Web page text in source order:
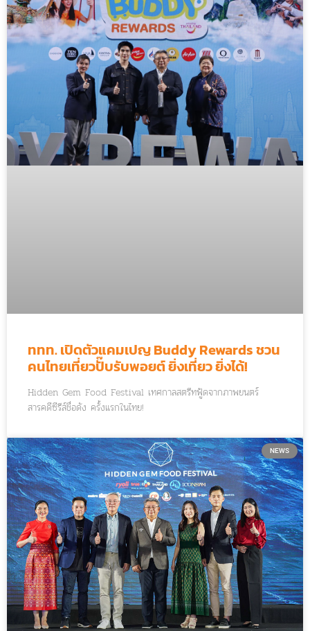
ททท. เปิดตัวแคมเปญ Buddy Rewards ชวน
คนไทยเที่ยวปั๊บรับพอยต์ ยิ่งเที่ยว ยิ่งได้!
Hidden Gem Food Festival เทศกาลสตรีทฟู้ดจากภาพยนตร์
สารคดีซีรีส์ชื่อดัง ครั้งแรกในไทย!
NEWS